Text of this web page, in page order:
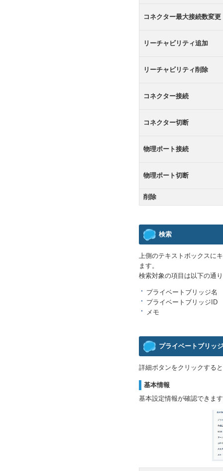
コネクター最大接続数変更
リーチャビリティ追加
リーチャビリティ削除
コネクター接続
コネクター切断
物理ポート接続
物理ポート切断
削除
検索
上側のテキストボックスに
ます。
検索対象の項目は以下の通
プライベートブリッジ名
プライベートブリッジID
メモ
プライベートブリッ
詳細ボタンをクリックする
基本情報
基本設定情報が確認できま